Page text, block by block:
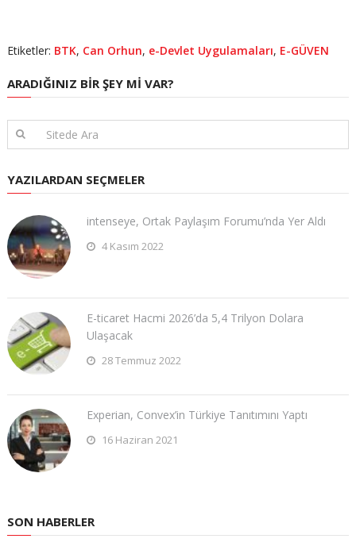
Etiketler: BTK, Can Orhun, e-Devlet Uygulamaları, E-GÜVEN
ARADIĞINIZ BIR ŞEY MI VAR?
YAZILARDAN SEÇMELER
intenseye, Ortak Paylaşım Forumu’nda Yer Aldı
4 Kasım 2022
E-ticaret Hacmi 2026’da 5,4 Trilyon Dolara
Ulaşacak
28 Temmuz 2022
Experian, Convex’in Türkiye Tanıtımını Yaptı
16 Haziran 2021
SON HABERLER